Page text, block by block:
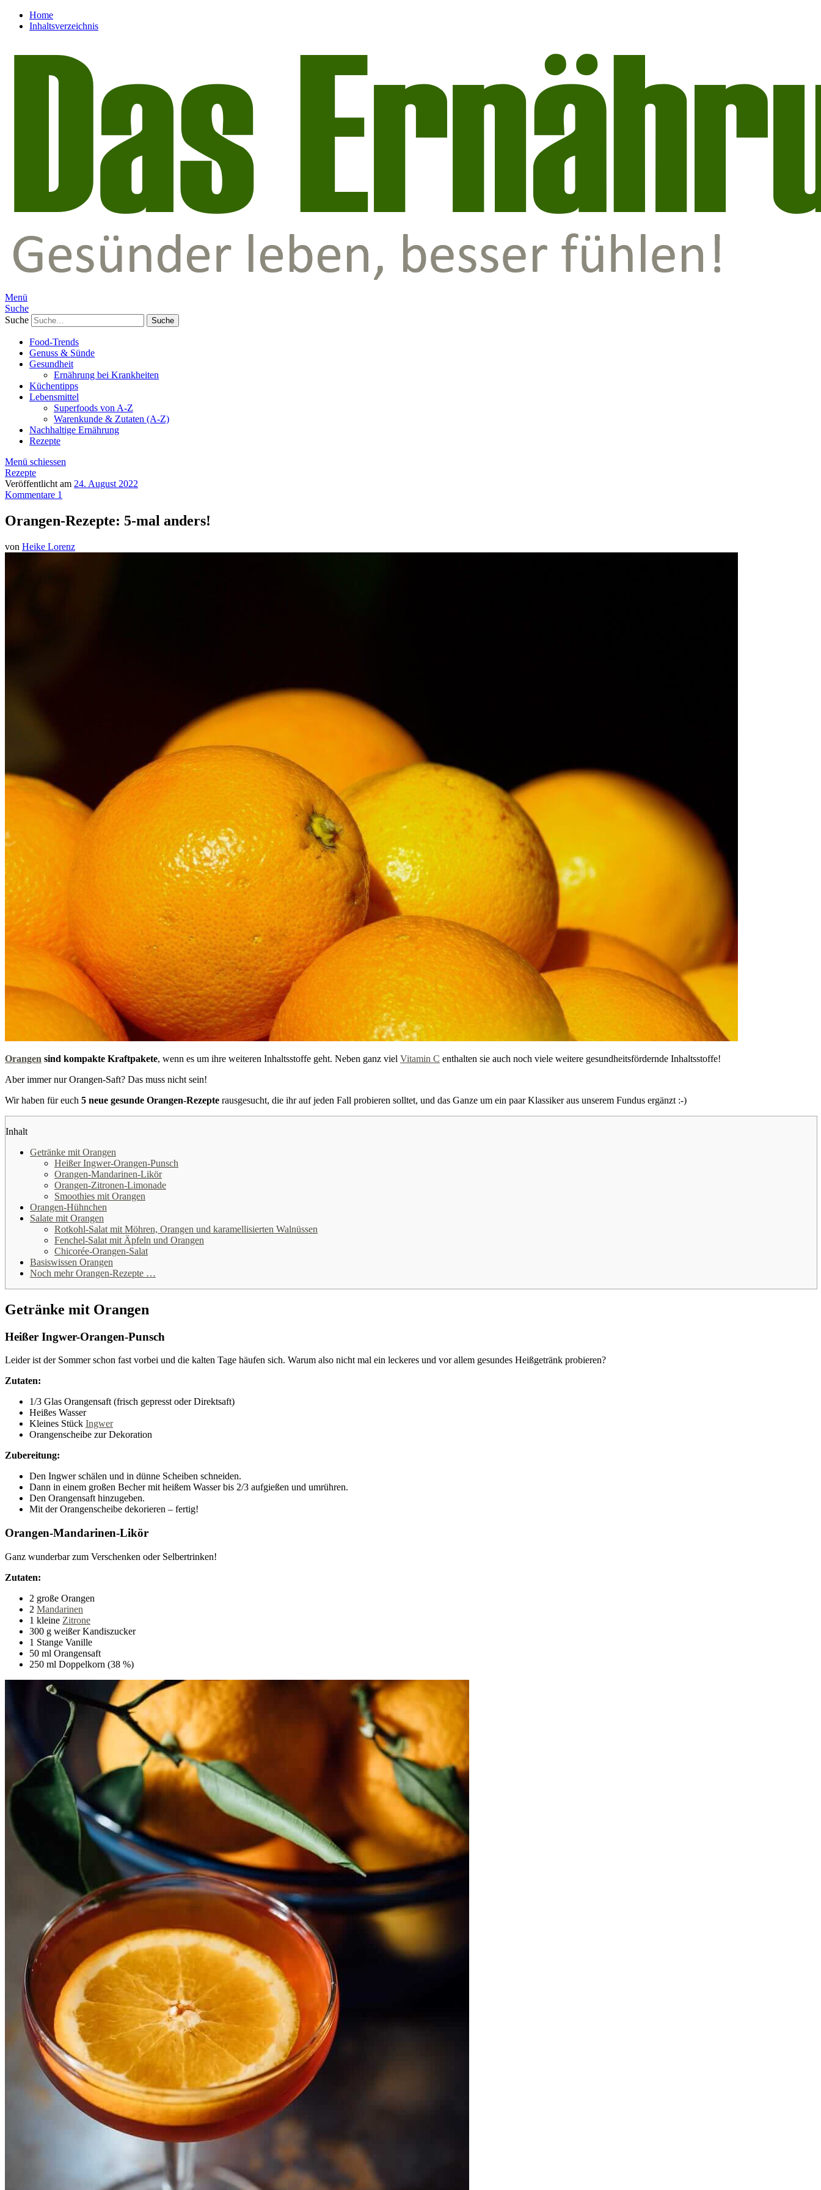
Home
Inhaltsverzeichnis
Menü
Suche
Suche
Food-Trends
Genuss & Sünde
Gesundheit
Ernährung bei Krankheiten
Küchentipps
Lebensmittel
Superfoods von A-Z
Warenkunde & Zutaten (A-Z)
Nachhaltige Ernährung
Rezepte
Menü schiessen
Rezepte
Veröffentlicht am 24. August 2022
Kommentare 1
Orangen-Rezepte: 5-mal anders!
von Heike Lorenz
Orangen sind kompakte Kraftpakete, wenn es um ihre weiteren Inhaltsstoffe geht. Neben ganz viel Vitamin C enthalten sie auch noch viele weitere gesundheitsfördernde Inhaltsstoffe!
Aber immer nur Orangen-Saft? Das muss nicht sein!
Wir haben für euch 5 neue gesunde Orangen-Rezepte rausgesucht, die ihr auf jeden Fall probieren solltet, und das Ganze um ein paar Klassiker aus unserem Fundus ergänzt :-)
Inhalt
Getränke mit Orangen
Heißer Ingwer-Orangen-Punsch
Orangen-Mandarinen-Likör
Orangen-Zitronen-Limonade
Smoothies mit Orangen
Orangen-Hühnchen
Salate mit Orangen
Rotkohl-Salat mit Möhren, Orangen und karamellisierten Walnüssen
Fenchel-Salat mit Äpfeln und Orangen
Chicorée-Orangen-Salat
Basiswissen Orangen
Noch mehr Orangen-Rezepte …
Getränke mit Orangen
Heißer Ingwer-Orangen-Punsch
Leider ist der Sommer schon fast vorbei und die kalten Tage häufen sich. Warum also nicht mal ein leckeres und vor allem gesundes Heißgetränk probieren?
Zutaten:
1/3 Glas Orangensaft (frisch gepresst oder Direktsaft)
Heißes Wasser
Kleines Stück Ingwer
Orangenscheibe zur Dekoration
Zubereitung:
Den Ingwer schälen und in dünne Scheiben schneiden.
Dann in einem großen Becher mit heißem Wasser bis 2/3 aufgießen und umrühren.
Den Orangensaft hinzugeben.
Mit der Orangenscheibe dekorieren – fertig!
Orangen-Mandarinen-Likör
Ganz wunderbar zum Verschenken oder Selbertrinken!
Zutaten:
2 große Orangen
2 Mandarinen
1 kleine Zitrone
300 g weißer Kandiszucker
1 Stange Vanille
50 ml Orangensaft
250 ml Doppelkorn (38 %)